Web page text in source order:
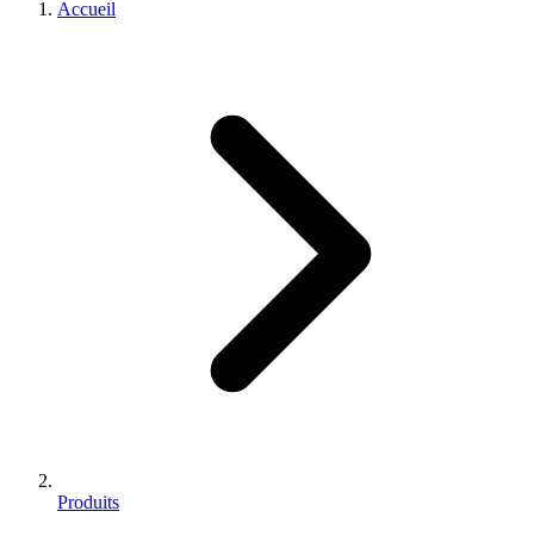
Accueil
Produits